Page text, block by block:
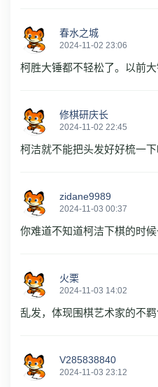
春水之城
2024-11-02 23:06
柯胜大锤都不轻松了。以前大
修棋研庆长
2024-11-02 22:45
柯洁就不能把头发好好梳一下
zidane9989
2024-11-03 00:37
你难道不知道柯洁下棋的时候
火栗
2024-11-03 14:02
乱发，体现围棋艺术家的不羁
V285838840
2024-11-03 23:12